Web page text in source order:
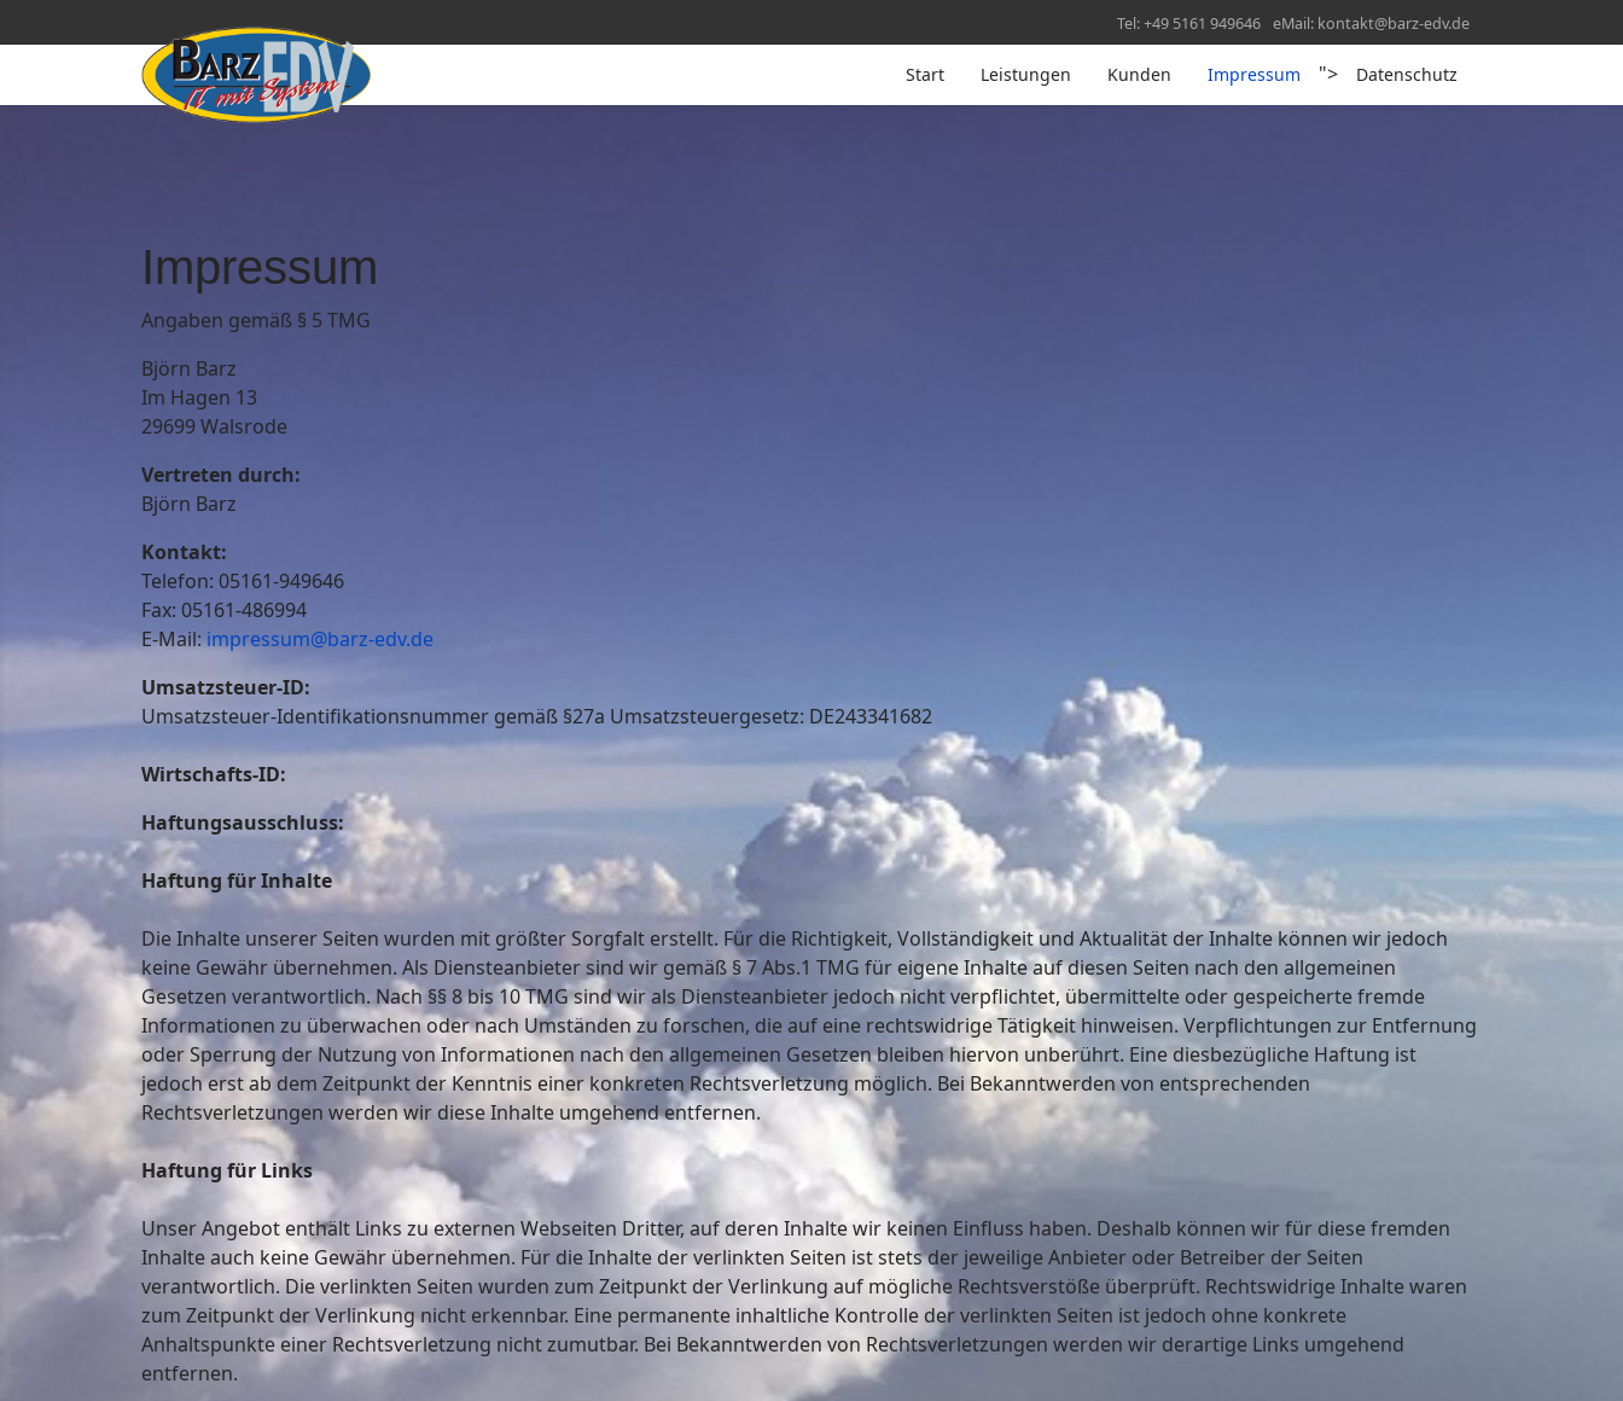
Tel: +49 5161 949646 eMail: kontakt@barz-edv.de
Start Leistungen Kunden Impressum "> Datenschutz
Impressum
Angaben gemäß § 5 TMG
Björn Barz
Im Hagen 13
29699 Walsrode
Vertreten durch:
Björn Barz
Kontakt:
Telefon: 05161-949646
Fax: 05161-486994
E-Mail:impressum@barz-edv.de
Umsatzsteuer-ID:
Umsatzsteuer-Identifikationsnummer gemäß §27a Umsatzsteuergesetz: DE243341682
Wirtschafts-ID:
Haftungsausschluss:
Haftung für Inhalte
Die Inhalte unserer Seiten wurden mit größter Sorgfalt erstellt. Für die Richtigkeit, Vollständigkeit und Aktualität der Inhalte können wir jedoch
keine Gewähr übernehmen. Als Diensteanbieter sind wir gemäß § 7 Abs.1 TMG für eigene Inhalte auf diesen Seiten nach den allgemeinen
Gesetzen verantwortlich. Nach §§ 8 bis 10 TMG sind wir als Diensteanbieter jedoch nicht verpflichtet, übermittelte oder gespeicherte fremde
Informationen zu überwachen oder nach Umständen zu forschen, die auf eine rechtswidrige Tätigkeit hinweisen. Verpflichtungen zur Entfernung
oder Sperrung der Nutzung von Informationen nach den allgemeinen Gesetzen bleiben hiervon unberührt. Eine diesbezügliche Haftung ist
jedoch erst ab dem Zeitpunkt der Kenntnis einer konkreten Rechtsverletzung möglich. Bei Bekanntwerden von entsprechenden
Rechtsverletzungen werden wir diese Inhalte umgehend entfernen.
Haftung für Links
Unser Angebot enthält Links zu externen Webseiten Dritter, auf deren Inhalte wir keinen Einfluss haben. Deshalb können wir für diese fremden
Inhalte auch keine Gewähr übernehmen. Für die Inhalte der verlinkten Seiten ist stets der jeweilige Anbieter oder Betreiber der Seiten
verantwortlich. Die verlinkten Seiten wurden zum Zeitpunkt der Verlinkung auf mögliche Rechtsverstöße überprüft. Rechtswidrige Inhalte waren
zum Zeitpunkt der Verlinkung nicht erkennbar. Eine permanente inhaltliche Kontrolle der verlinkten Seiten ist jedoch ohne konkrete
Anhaltspunkte einer Rechtsverletzung nicht zumutbar. Bei Bekanntwerden von Rechtsverletzungen werden wir derartige Links umgehend
entfernen.